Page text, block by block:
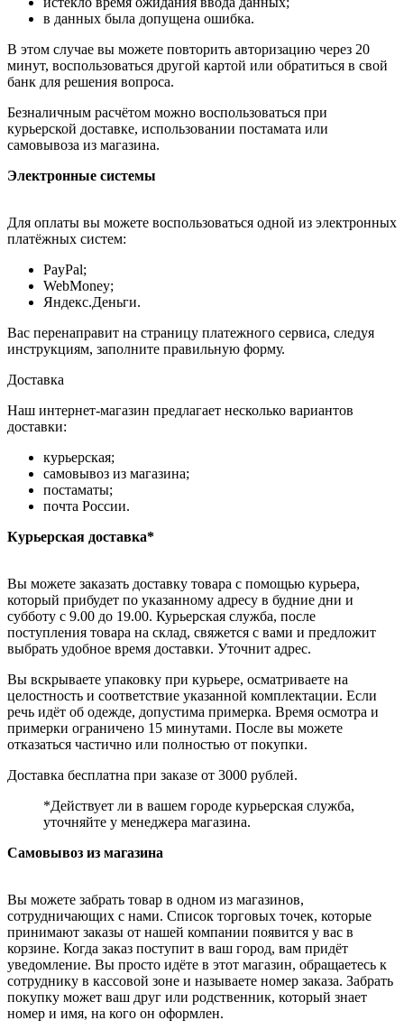
в данных была допущена ошибка.
В этом случае вы можете повторить авторизацию через 20
минут, воспользоваться другой картой или обратиться в свой
банк для решения вопроса.
Безналичным расчётом можно воспользоваться при
курьерской доставке, использовании постамата или
самовывоза из магазина.
Электронные системы
Для оплаты вы можете воспользоваться одной из электронных
платёжных систем:
PayPal;
WebMoney;
Яндекс.Деньги.
Вас перенаправит на страницу платежного сервиса, следуя
инструкциям, заполните правильную форму.
Доставка
Наш интернет-магазин предлагает несколько вариантов
доставки:
курьерская;
самовывоз из магазина;
постаматы;
почта России.
Курьерская доставка*
Вы можете заказать доставку товара с помощью курьера,
который прибудет по указанному адресу в будние дни и
субботу с 9.00 до 19.00. Курьерская служба, после
поступления товара на склад, свяжется с вами и предложит
выбрать удобное время доставки. Уточнит адрес.
Вы вскрываете упаковку при курьере, осматриваете на
целостность и соответствие указанной комплектации. Если
речь идёт об одежде, допустима примерка. Время осмотра и
примерки ограничено 15 минутами. После вы можете
отказаться частично или полностью от покупки.
Доставка бесплатна при заказе от 3000 рублей.
*Действует ли в вашем городе курьерская служба,
уточняйте у менеджера магазина.
Самовывоз из магазина
Вы можете забрать товар в одном из магазинов,
сотрудничающих с нами. Список торговых точек, которые
принимают заказы от нашей компании появится у вас в
корзине. Когда заказ поступит в ваш город, вам придёт
уведомление. Вы просто идёте в этот магазин, обращаетесь к
сотруднику в кассовой зоне и называете номер заказа. Забрать
покупку может ваш друг или родственник, который знает
номер и имя, на кого он оформлен.